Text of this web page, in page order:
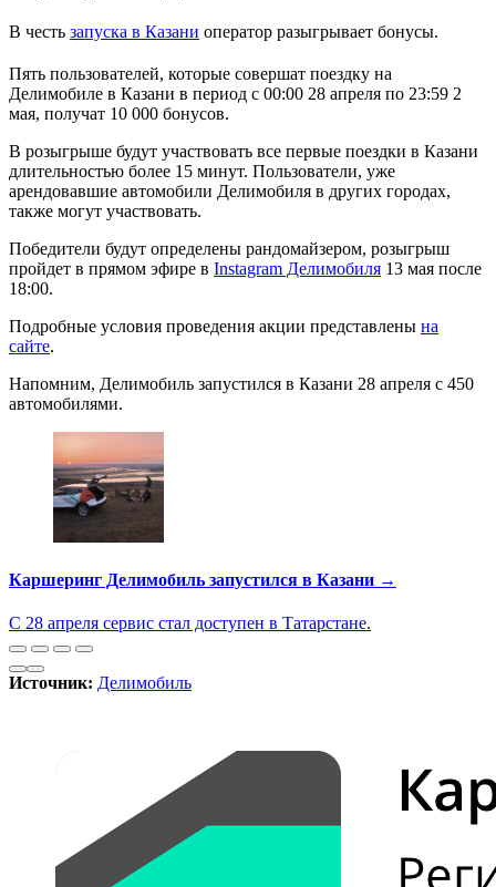
В честь запуска в Казани оператор разыгрывает бонусы.
Пять пользователей, которые совершат поездку на
Делимобиле в Казани в период с 00:00 28 апреля по 23:59 2
мая, получат 10 000 бонусов.
В розыгрыше будут участвовать все первые поездки в Казани
длительностью более 15 минут. Пользователи, уже
арендовавшие автомобили Делимобиля в других городах,
также могут участвовать.
Победители будут определены рандомайзером, розыгрыш
пройдет в прямом эфире в Instagram Делимобиля 13 мая после
18:00.
Подробные условия проведения акции представлены на
сайте.
Напомним, Делимобиль запустился в Казани 28 апреля с 450
автомобилями.
Каршеринг Делимобиль запустился в Казани →
С 28 апреля сервис стал доступен в Татарстане.
Источник: Делимобиль